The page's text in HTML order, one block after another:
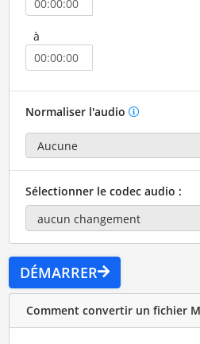
à
Normaliser l'audio
Sélectionner le codec audio :
DÉMARRER
Comment convertir un fichier